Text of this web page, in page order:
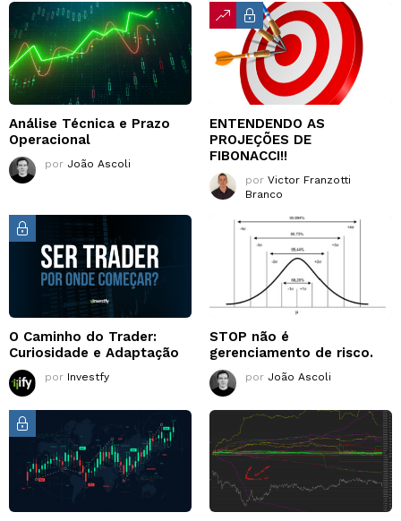
Análise Técnica e Prazo
Operacional
por João Ascoli
ENTENDENDO AS
PROJEÇÕES DE
FIBONACCI!!
por Victor Franzotti
Branco
O Caminho do Trader:
Curiosidade e Adaptação
por Investfy
STOP não é
gerenciamento de risco.
por João Ascoli